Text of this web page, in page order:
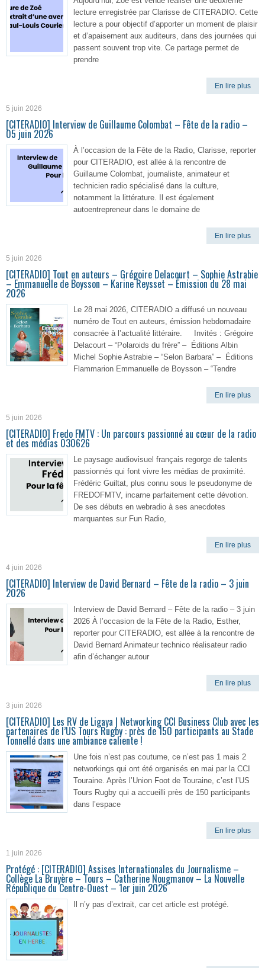
lecture enregistrée par Clarisse de CITERADIO. Cette
lecture a pour objectif d’apporter un moment de plaisir
et d’apaisement aux auditeurs, dans des journées qui
passent souvent trop vite. Ce partage permet de
prendre
En lire plus
5 juin 2026
[CITERADIO] Interview de Guillaume Colombat – Fête de la radio –
05 juin 2026
À l’occasion de la Fête de la Radio, Clarisse, reporter
pour CITERADIO, est allée à la rencontre de
Guillaume Colombat, journaliste, animateur et
technicien radio spécialisé dans la culture,
notamment la littérature. Il est également
autoentrepreneur dans le domaine de
En lire plus
5 juin 2026
[CITERADIO] Tout en auteurs – Grégoire Delacourt – Sophie Astrabie
– Emmanuelle de Boysson – Karine Reysset – Émission du 28 mai
2026
Le 28 mai 2026, CITERADIO a diffusé un nouveau
numéro de Tout en auteurs, émission hebdomadaire
consacrée à l’actualité littéraire. Invités : Grégoire
Delacourt – “Polaroids du frère” – Éditions Albin
Michel Sophie Astrabie – “Selon Barbara” – Éditions
Flammarion Emmanuelle de Boysson – “Tendre
En lire plus
5 juin 2026
[CITERADIO] Fredo FMTV : Un parcours passionné au cœur de la radio
et des médias 030626
Le paysage audiovisuel français regorge de talents
passionnés qui font vivre les médias de proximité.
Frédéric Guiltat, plus connu sous le pseudonyme de
FREDOFMTV, incarne parfaitement cette dévotion.
De ses débuts en webradio à ses anecdotes
marquantes sur Fun Radio,
En lire plus
4 juin 2026
[CITERADIO] Interview de David Bernard – Fête de la radio – 3 juin
2026
Interview de David Bernard – Fête de la radio – 3 juin
2026 À l’occasion de la Fête de la Radio, Esther,
reporter pour CITERADIO, est allée à la rencontre de
David Bernard Animateur technico réalisateur radio
afin d’échanger autour
En lire plus
3 juin 2026
[CITERADIO] Les RV de Ligaya | Networking CCI Business Club avec les
partenaires de l’US Tours Rugby : près de 150 participants au Stade
Tonnellé dans une ambiance caliente !
Une fois n’est pas coutume, ce n’est pas 1 mais 2
networkings qui ont été organisés en mai par la CCI
Touraine. Après l’Union Foot de Touraine, c’est l’US
Tours Rugby qui a accueilli près de 150 participants
dans l’espace
En lire plus
1 juin 2026
Protégé : [CITERADIO] Assises Internationales du Journalisme –
Collège La Bruyère – Tours – Catherine Nougmanov – La Nouvelle
République du Centre-Ouest – 1er juin 2026
Il n’y pas d’extrait, car cet article est protégé.